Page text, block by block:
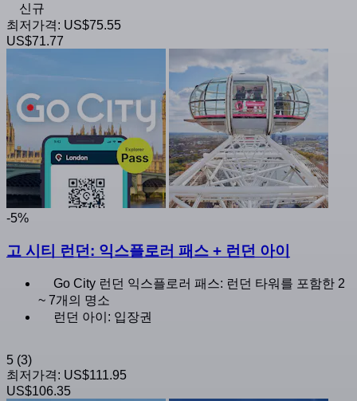
신규
최저가격: US$75.55
US$71.77
-5%
고 시티 런던: 익스플로러 패스 + 런던 아이
Go City 런던 익스플로러 패스: 런던 타워를 포함한 2
~ 7개의 명소
런던 아이: 입장권
5 (3)
최저가격: US$111.95
US$106.35